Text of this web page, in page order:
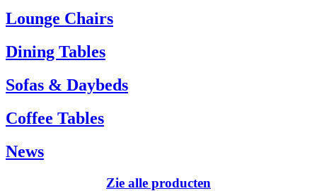
Tel.: +45 66 12 14 04
info@carlhansen.dk
Lounge Chairs
Dining Tables
Sofas & Daybeds
Coffee Tables
News
Zie alle producten